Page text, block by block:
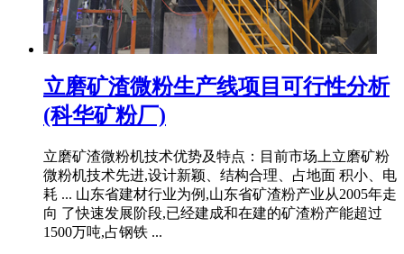
立磨矿渣微粉生产线项目可行性分析
(科华矿粉厂)
立磨矿渣微粉机技术优势及特点：目前市场上立磨矿粉
微粉机技术先进,设计新颖、结构合理、占地面 积小、电
耗 ... 山东省建材行业为例,山东省矿渣粉产业从2005年走
向 了快速发展阶段,已经建成和在建的矿渣粉产能超过
1500万吨,占钢铁 ...